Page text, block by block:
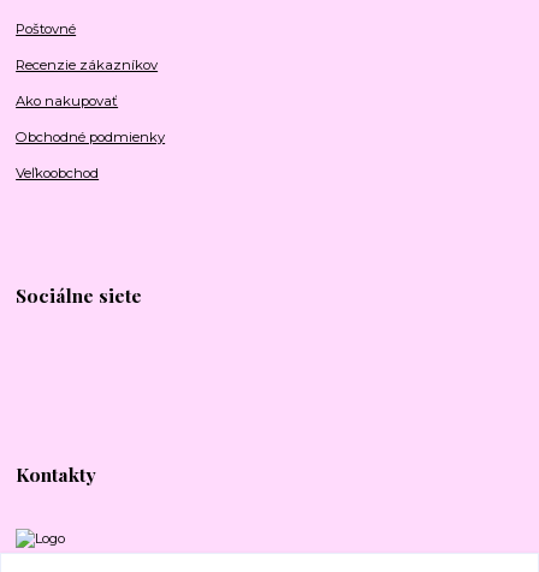
Poštovné
Recenzie zákazníkov
Ako nakupovať
Obchodné podmienky
Veľkoobchod
Sociálne siete
Kontakty